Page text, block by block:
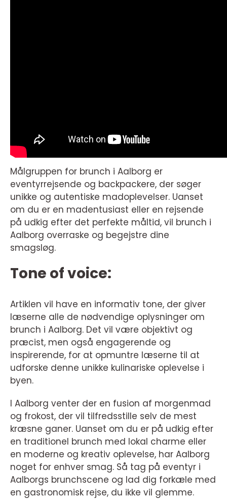
Målgruppen for brunch i Aalborg er
eventyrrejsende og backpackere, der søger
unikke og autentiske madoplevelser. Uanset
om du er en madentusiast eller en rejsende
på udkig efter det perfekte måltid, vil brunch i
Aalborg overraske og begejstre dine
smagsløg.
Tone of voice:
Artiklen vil have en informativ tone, der giver
læserne alle de nødvendige oplysninger om
brunch i Aalborg. Det vil være objektivt og
præcist, men også engagerende og
inspirerende, for at opmuntre læserne til at
udforske denne unikke kulinariske oplevelse i
byen.
I Aalborg venter der en fusion af morgenmad
og frokost, der vil tilfredsstille selv de mest
kræsne ganer. Uanset om du er på udkig efter
en traditionel brunch med lokal charme eller
en moderne og kreativ oplevelse, har Aalborg
noget for enhver smag. Så tag på eventyr i
Aalborgs brunchscene og lad dig forkæle med
en gastronomisk rejse, du ikke vil glemme.